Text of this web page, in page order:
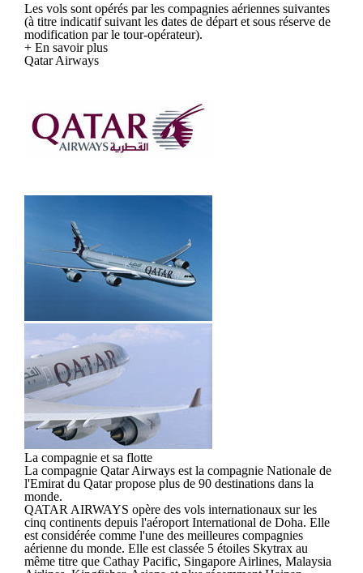
Les vols sont opérés par les compagnies aériennes suivantes
(à titre indicatif suivant les dates de départ et sous réserve de
modification par le tour-opérateur).
+ En savoir plus
Qatar Airways
La compagnie et sa flotte
La compagnie Qatar Airways est la compagnie Nationale de
l'Emirat du Qatar propose plus de 90 destinations dans la
monde.
QATAR AIRWAYS opère des vols internationaux sur les
cinq continents depuis l'aéroport International de Doha. Elle
est considérée comme l'une des meilleures compagnies
aérienne du monde. Elle est classée 5 étoiles Skytrax au
même titre que Cathay Pacific, Singapore Airlines, Malaysia